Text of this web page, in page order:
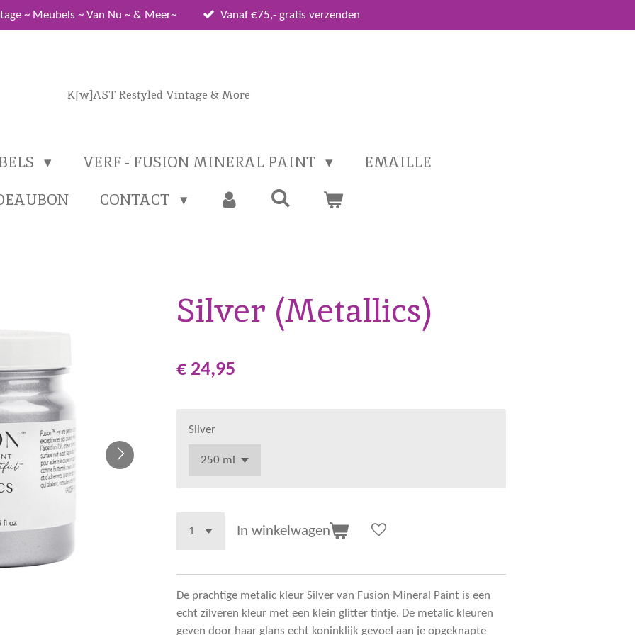
~ Meubels ~ Van Nu ~ & Meer~ Vanaf €75,- gratis verzenden
K[w]AST Restyled Vintage & More
VERF - FUSION MINERAL PAINT
EMAILLE
CONTACT
Silver (Metallics)
€ 24,95
Silver
In winkelwagen
De prachtige metalic kleur Silver van Fusion Mineral Paint is een
echt zilveren kleur met een klein glitter tintje. De metalic kleuren
geven door haar glans echt koninklijk gevoel aan je opgeknapte